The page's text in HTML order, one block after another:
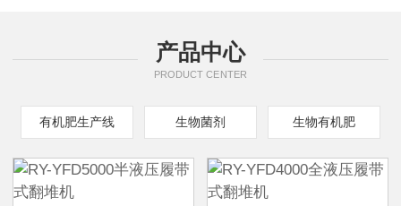
产品中心
PRODUCT CENTER
有机肥生产线 生物菌剂 生物有机肥